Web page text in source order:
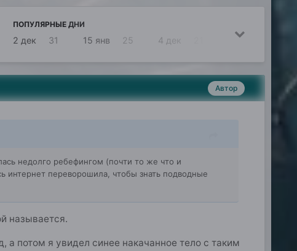
ПОПУЛЯРНЫЕ ДНИ
2 дек 31 15 янв 25 4 дек 3 дек
Автор
недолго ребефингом (почти то же что и
интернет переворошила, чтобы знать подводные
называется.
а потом я увидел синее накачанное тело с таким